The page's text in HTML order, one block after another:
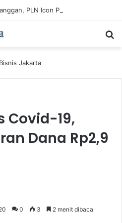
Covid-19,
Dana Rp2,9
0 3 2 menit dibaca